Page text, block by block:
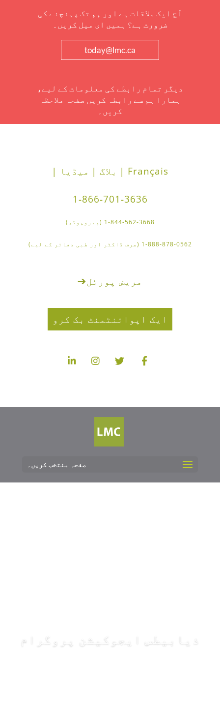
آج ایک ملاقات ہے اور ہم تک پہنچنے کی
ضرورت ہے؟ ہمیں ای میل کریں۔
today@lmc.ca
دیگر تمام رابطے کی معلومات کے لیے،
ہمارا ہم سے رابطہ کریں صفحہ ملاحظہ
کریں۔
Français | بلاگ | میڈیا |
1-866-701-3636
1-844-562-3668 (چیروپوڈی)
1-888-878-0562 (صرف ڈاکٹر اور طبی دفاتر کے لیے)
مریض پورٹل➔
ایک اپوائنٹمنٹ بک کرو
صفحہ منتخب کریں۔
ذیابیطس ایجوکیشن پروگرام